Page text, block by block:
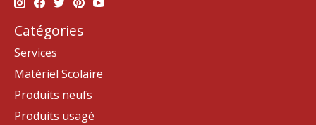
Catégories
Services
Matériel Scolaire
Produits neufs
Produits usagé